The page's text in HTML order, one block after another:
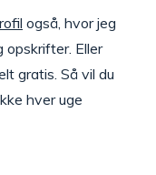
også, hvor jeg
opskrifter. Eller
gratis. Så vil du
hver uge